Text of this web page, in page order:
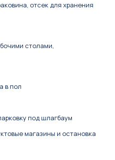
отсек для хранения
столами,
в пол
под шлагбаум
магазины и остановка